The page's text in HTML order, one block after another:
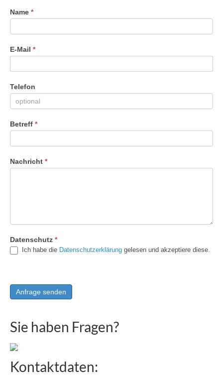
Name *
E-Mail *
Telefon
Betreff *
Nachricht *
Datenschutz *
Ich habe die Datenschutzerklärung gelesen und akzeptiere diese.
lasse
Feld
Sie haben Fragen?
Kontaktdaten: